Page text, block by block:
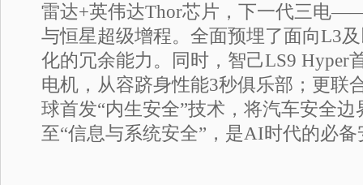
雷达+英伟达Thor芯片，下一代三电
与恒星超级增程。全面预埋了面向L3
化的冗余能力。同时，智己LS9 Hyper
电机，从容跻身性能3秒俱乐部；更联
球首发“内生安全”技术，将汽车安全边
至“信息与系统安全”，是AI时代的必